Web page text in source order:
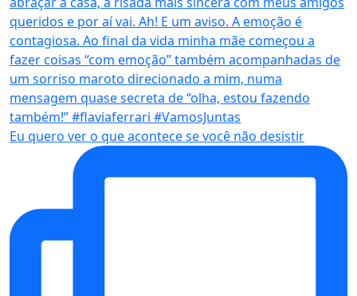
Eu quero ver o que acontece se você não desistir